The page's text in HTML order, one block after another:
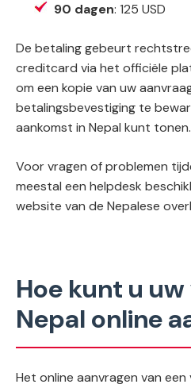
90 dagen: 125 USD
De betaling gebeurt
creditcard via het officiële
om een kopie van uw
betalingsbevestiging te
aankomst in Nepal kunt tonen.
Voor vragen of problemen
meestal een helpdesk
website van de Nepalese
Hoe kunt u
Nepal online
Het online aanvragen van